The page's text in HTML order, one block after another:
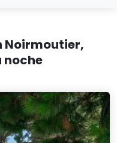
Noirmoutier,
noche